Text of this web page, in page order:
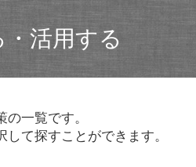
活用する
一覧です。
て探すことができます。